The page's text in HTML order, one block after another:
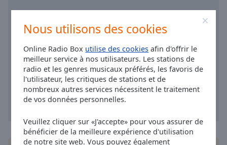
Nous utilisons des cookies
Online Radio Box utilise des cookies afin d'offrir le
meilleur service à nos utilisateurs. Les stations de
radio et les genres musicaux préférés, les favoris de
l'utilisateur, les critiques de stations et de
nombreux autres services nécessitent le traitement
de vos données personnelles.
Veuillez cliquer sur «J'accepte» pour vous assurer de
bénéficier de la meilleure expérience d'utilisation
de notre site web. Vous pouvez également
Opacity